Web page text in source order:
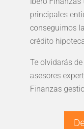
principales
conseguimos
crédito
Te olvidarás
asesores
Finanzas